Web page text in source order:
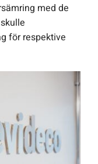
med de
för respektive